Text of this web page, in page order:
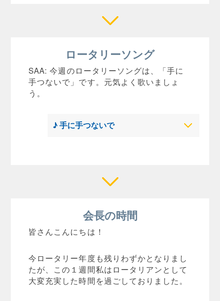
ロータリーソング
SAA: 今週のロータリーソングは、「手に
手つないで」です。元気よく歌いましょ
う。
♪ 手に手つないで
会長の時間
皆さんこんにちは！
今ロータリー年度も残りわずかとなりまし
たが、この１週間私はロータリアンとして
大変充実した時間を過ごしておりました。